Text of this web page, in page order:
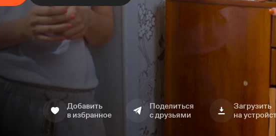
Добавить
в избранное
Поделиться
с друзьями
Загрузить
на